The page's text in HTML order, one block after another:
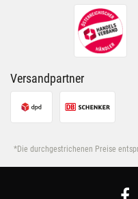
Versandpartner
*Die durchgestrichenen Preise